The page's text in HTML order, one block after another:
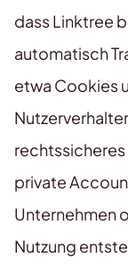
dass Linktree
automatisch
etwa Cookies
rechtssicheres
private
Unternehmen
Nutzung